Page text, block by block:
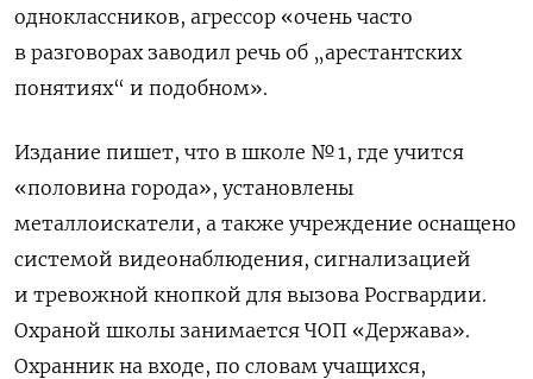
одноклассников, агрессор «очень часто
в разговорах заводил речь об „арестантских
понятиях“ и подобном».
Издание пишет, что в школе № 1, где учится
«половина города», установлены
металлоискатели, а также учреждение оснащено
системой видеонаблюдения, сигнализацией
и тревожной кнопкой для вызова Росгвардии.
Охраной школы занимается ЧОП «Держава».
Охранник на входе, по словам учащихся,